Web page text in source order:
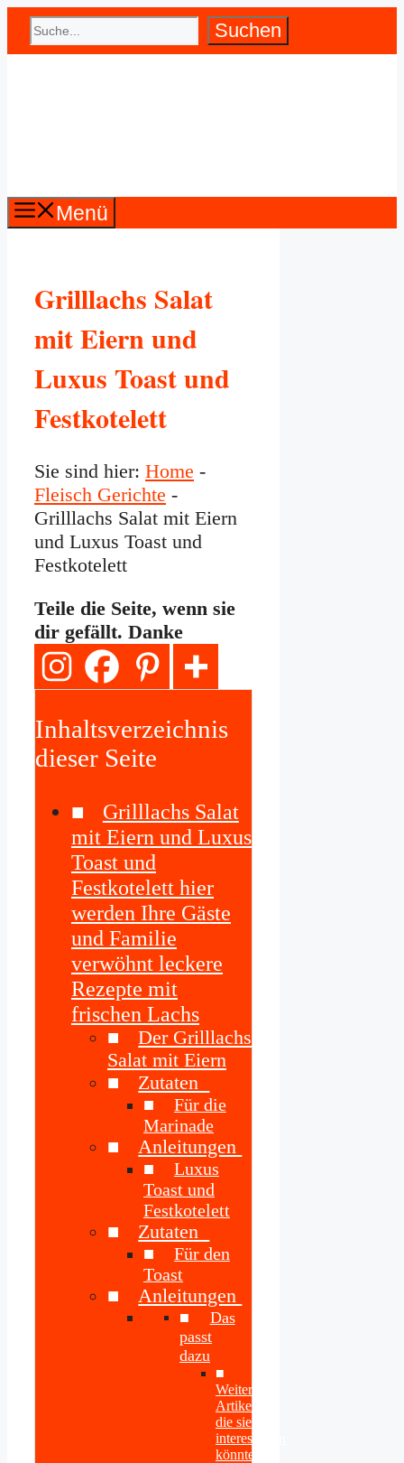
Zum
Inhalt
Suchen Suchen
Menü
Grilllachs Salat
mit Eiern und
Luxus Toast und
Festkotelett
Sie sind hier: Home -
Fleisch Gerichte -
Grilllachs Salat mit Eiern
und Luxus Toast und
Festkotelett
Teile die Seite, wenn sie
dir gefällt. Danke
Inhaltsverzeichnis
dieser Seite
Grilllachs Salat
mit Eiern und Luxus
Toast und
Festkotelett hier
werden Ihre Gäste
und Familie
verwöhnt leckere
Rezepte mit
frischen Lachs
Der Grilllachs
Salat mit Eiern
Zutaten
Für die
Marinade
Anleitungen
Luxus
Toast und
Festkotelett
Zutaten
Für den
Toast
Anleitungen
Das
passt
dazu
Weitere
Artikel
die sie
interessieren
könnten